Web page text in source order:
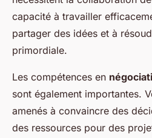
capacité à travailler
partager des idées et à
primordiale.
Les compétences en
sont également importantes.
amenés à convaincre des
des ressources pour des